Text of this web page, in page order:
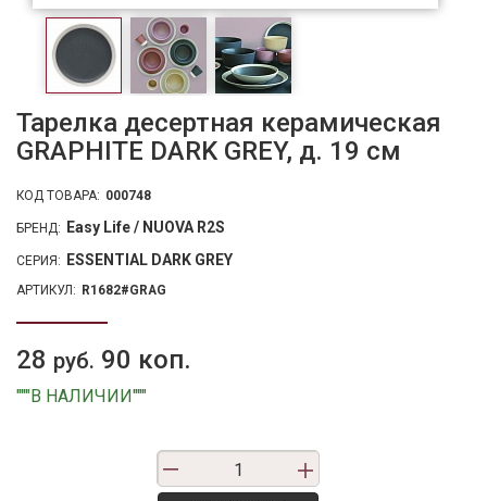
Тарелка десертная керамическая
GRAPHITE DARK GREY, д. 19 см
КОД ТОВАРА: 000748
БРЕНД: Easy Life / NUOVA R2S
СЕРИЯ: ESSENTIAL DARK GREY
АРТИКУЛ: R1682#GRAG
28 руб. 90 коп.
"""В НАЛИЧИИ"""